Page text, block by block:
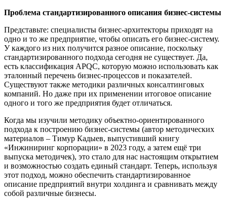
Проблема стандартизированного описания бизнес-системы
Представьте: специалисты бизнес-архитекторы приходят на
одно и то же предприятие, чтобы описать его бизнес-систему.
У каждого из них получится разное описание, поскольку
стандартизированного подхода сегодня не существует. Да,
есть классификация APQC, которую можно использовать как
эталонный перечень бизнес-процессов и показателей.
Существуют также методики различных консалтинговых
компаний. Но даже при их применении итоговое описание
одного и того же предприятия будет отличаться.
Когда мы изучили методику объектно-ориентированного
подхода к построению бизнес-системы (автор методических
материалов – Тимур Кадыев, выпустивший книгу
«Инжиниринг корпорации» в 2023 году, а затем ещё три
выпуска методичек), это стало для нас настоящим открытием
и возможностью создать единый стандарт. Теперь, используя
этот подход, можно обеспечить стандартизированное
описание предприятий внутри холдинга и сравнивать между
собой различные бизнесы.